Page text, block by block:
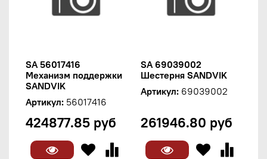
SA 56017416
Механизм поддержки
SANDVIK
Артикул: 56017416
424877.85 руб
SA 69039002
Шестерня SANDVIK
Артикул: 69039002
261946.80 руб